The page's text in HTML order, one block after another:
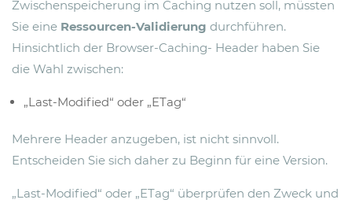
Zwischenspeicherung im Caching nutzen soll, müssten
Sie eine Ressourcen-Validierung durchführen.
Hinsichtlich der Browser-Caching- Header haben Sie
die Wahl zwischen:
„Last-Modified“ oder „ETag“
Mehrere Header anzugeben, ist nicht sinnvoll.
Entscheiden Sie sich daher zu Beginn für eine Version.
„Last-Modified“ oder „ETag“ überprüfen den Zweck und